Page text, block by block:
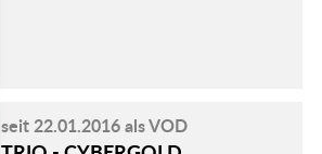
seit 22.01.2016 als VOD